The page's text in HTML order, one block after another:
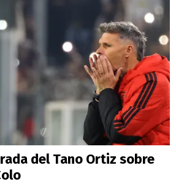
del Tano Ortiz sobre